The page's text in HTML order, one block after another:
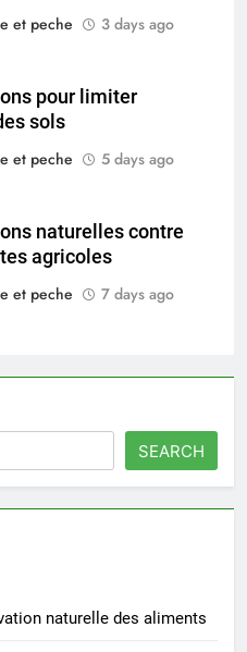
et peche
3 days ago
pour limiter
sols
et peche
5 days ago
naturelles contre
agricoles
et peche
7 days ago
SEARCH
naturelle des aliments